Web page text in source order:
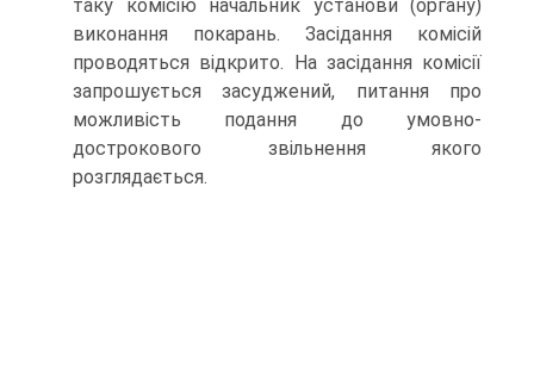
таку комісію начальник установи (органу)
виконання покарань. Засідання комісій
проводяться відкрито. На за­сідання комісії
запрошується засуджений, питання про
можливість подання до умовно-
дострокового звільнення якого
розглядається.